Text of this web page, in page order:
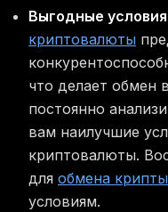
Выгодные
криптовалюты
что делает
постоянно
вам наилучшие
криптовалюты.
для обмена
условиям.